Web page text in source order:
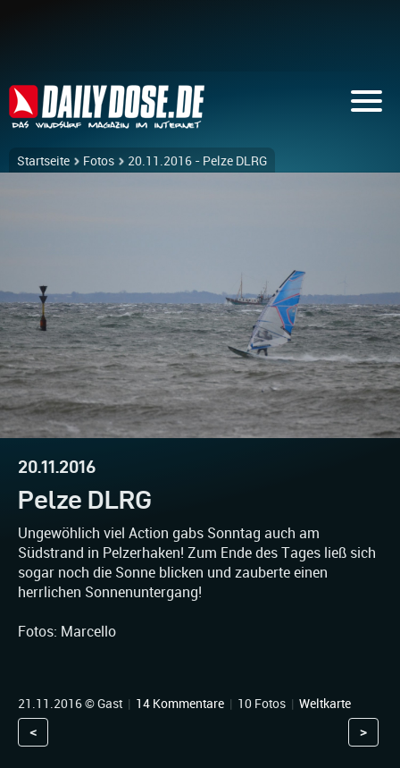
Startseite Fotos 20.11.2016 - Pelze DLRG
20.11.2016
Pelze DLRG
Ungewöhlich viel Action gabs Sonntag auch am
Südstrand in Pelzerhaken! Zum Ende des Tages ließ sich
sogar noch die Sonne blicken und zauberte einen
herrlichen Sonnenuntergang!
Fotos: Marcello
21.11.2016 © Gast | 14 Kommentare | 10 Fotos | Weltkarte
< >